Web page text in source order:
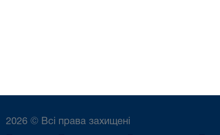
2026 © Всі права захищені